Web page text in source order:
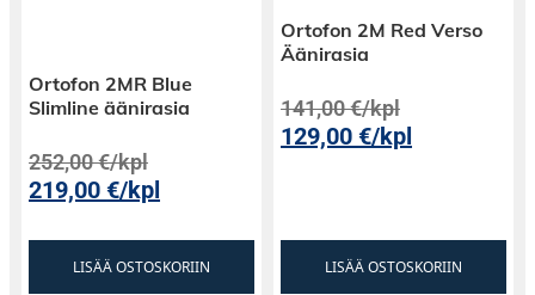
Ortofon 2MR Blue
Slimline äänirasia
252,00€/kpl
219,00€/kpl
LISÄÄ OSTOSKORIIN
Ortofon 2M Red Verso
Äänirasia
141,00€/kpl
129,00€/kpl
LISÄÄ OSTOSKORIIN